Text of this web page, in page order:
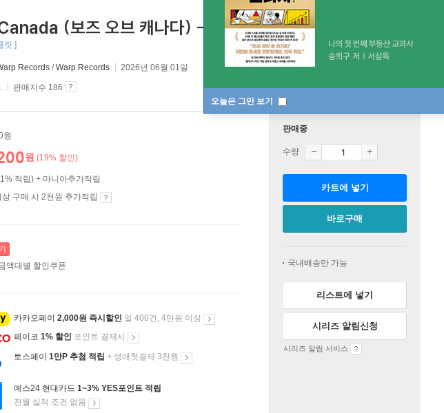
오늘은 그만 보기
(보즈 오브 캐나다) - 5집 Inferno [레드 컬러 2LP]
릿 ]
Records /Warp Records 2026년 06월 01일
판매지수 186
원
원 (19% 할인)
적립) + 마니아추가적립
구매 시 2천원 추가적립
액대별 할인쿠폰
카카오페이 2,000원 즉시할인 일 400건, 4만원 이상
페이코 1% 할인 포인트 결제시
토스페이 1만P 추첨 적립 + 생애첫결제 3천원
예스24 현대카드 1~3% YES포인트 적립
전월 실적 조건 없음
판매중
수량
카트에 넣기
바로구매
국내배송만 가능
리스트에 넣기
시리즈 알림신청
시리즈 알림 서비스